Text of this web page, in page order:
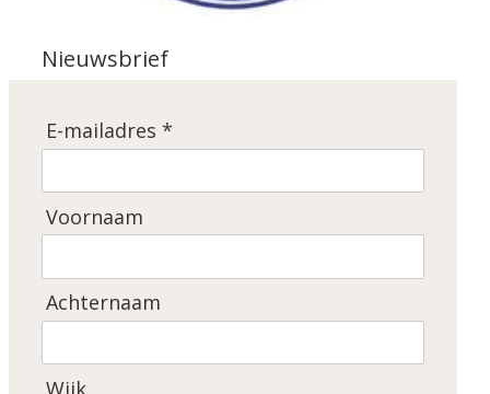
Nieuwsbrief
E-mailadres *
Voornaam
Achternaam
Wijk